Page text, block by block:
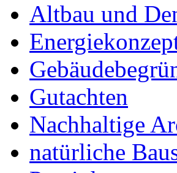
Altbau und
Gutachten
Nachhaltige
natürliche